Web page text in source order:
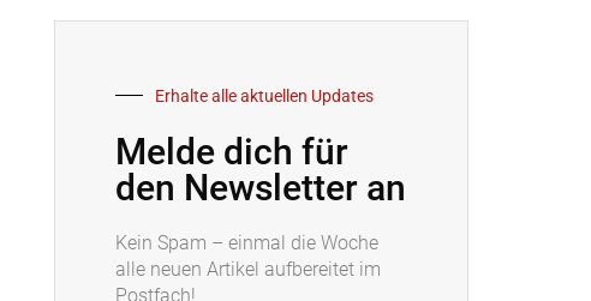
Erhalte alle aktuellen Updates
Melde dich für
den Newsletter an
Kein Spam – einmal die Woche
alle neuen Artikel aufbereitet im
Postfach!